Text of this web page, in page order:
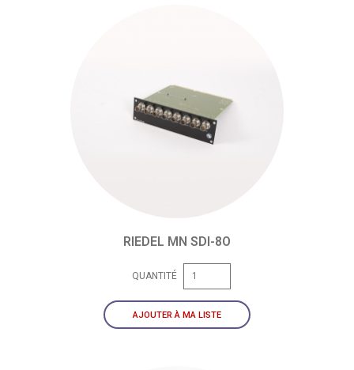
RIEDEL MN SDI-8O
QUANTITÉ
AJOUTER À MA LISTE